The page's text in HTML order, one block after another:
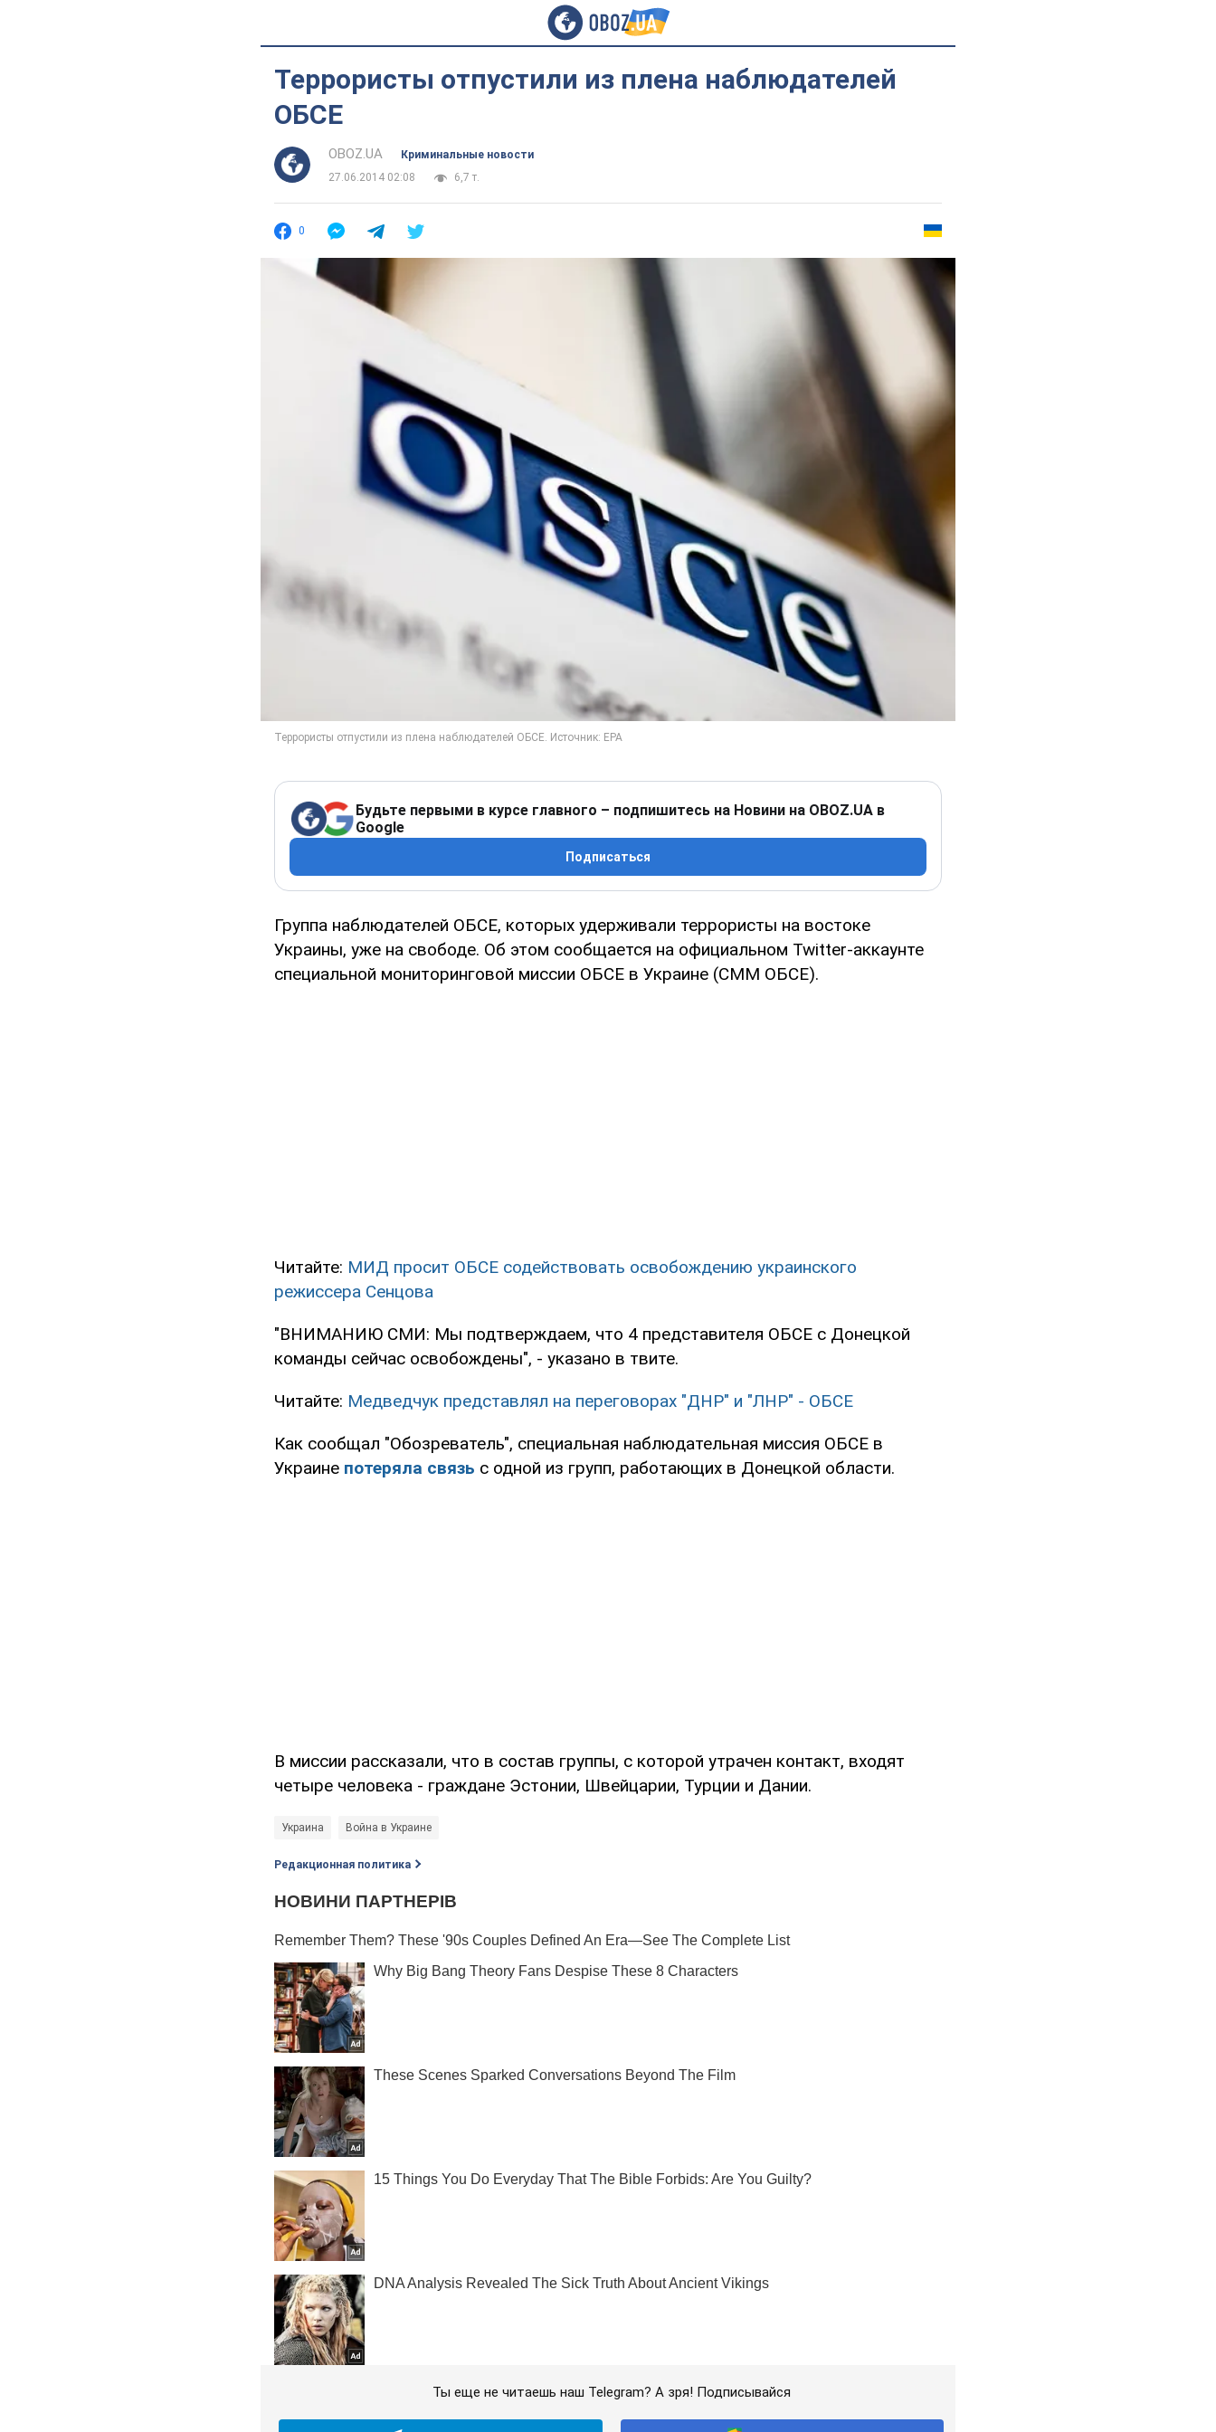
Террористы отпустили из плена наблюдателей
ОБСЕ
OBOZ.UA
Криминальные новости
27.06.2014 02:08
6,7 т.
0
Будьте первыми в курсе главного – подпишитесь на Новини на OBOZ.UA в
Google
Подписаться
Группа наблюдателей ОБСЕ, которых удерживали террористы на востоке
Украины, уже на свободе. Об этом сообщается на официальном Twitter-аккаунте
специальной мониторинговой миссии ОБСЕ в Украине (СММ ОБСЕ).
Читайте: МИД просит ОБСЕ содействовать освобождению украинского
режиссера Сенцова
"ВНИМАНИЮ СМИ: Мы подтверждаем, что 4 представителя ОБСЕ с Донецкой
команды сейчас освобождены", - указано в твите.
Читайте: Медведчук представлял на переговорах "ДНР" и "ЛНР" - ОБСЕ
Как сообщал "Обозреватель", специальная наблюдательная миссия ОБСЕ в
Украине потеряла связь с одной из групп, работающих в Донецкой области.
В миссии рассказали, что в состав группы, с которой утрачен контакт, входят
четыре человека - граждане Эстонии, Швейцарии, Турции и Дании.
Украина Война в Украине
Редакционная политика
Ты еще не читаешь наш Telegram? А зря! Подписывайся